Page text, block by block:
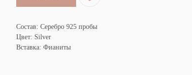
Состав: Серебро 925 пробы
Цвет: Silver
Вставка: Фианиты